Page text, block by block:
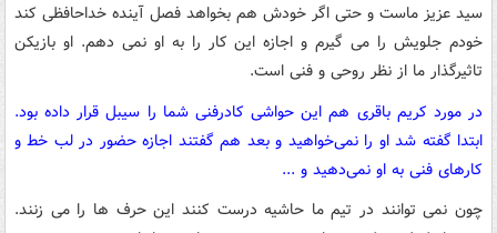
سید عزیز ماست و حتی اگر خودش هم بخواهد فصل آینده خداحافظی کند
خودم جلویش را می گیرم و اجازه این کار را به او نمی دهم. او بازیکن
تاثیرگذار ما از نظر روحی و فنی است.
در مورد کریم باقری هم این حواشی کادرفنی شما را سیبل قرار داده بود.
ابتدا گفته شد او را نمی‌خواهید و بعد هم گفتند اجازه حضور در لب خط و
کارهای فنی به او نمی‌دهید و ...
چون نمی توانند در تیم ما حاشیه درست کنند این حرف ها را می زنند.